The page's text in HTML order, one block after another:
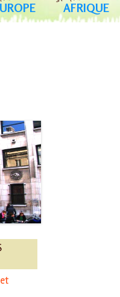
CROATIE MONTENEGRO
AFRIQUE
BÉNIN BURKINA FASO